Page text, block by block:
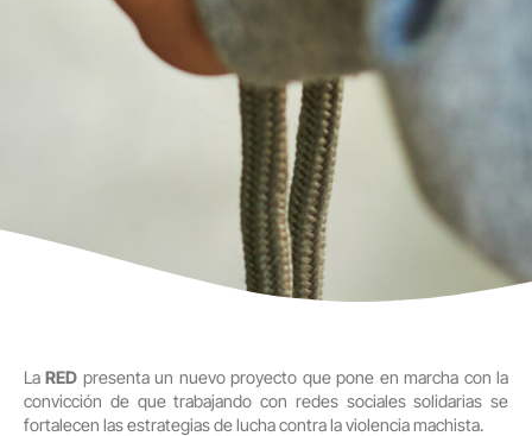
La RED presenta un nuevo proyecto que pone en marcha con la
convicción de que trabajando con redes sociales solidarias se
fortalecen las estrategias de lucha contra la violencia machista.